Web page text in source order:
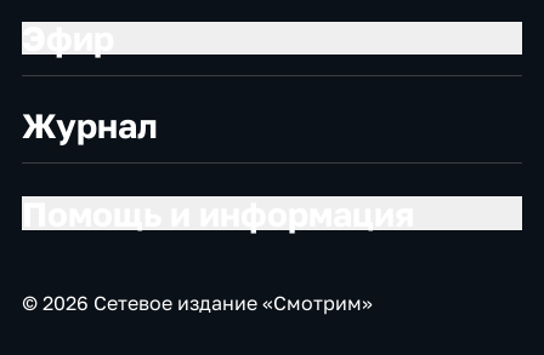
Журнал
© 2026 Сетевое издание «Смотрим»